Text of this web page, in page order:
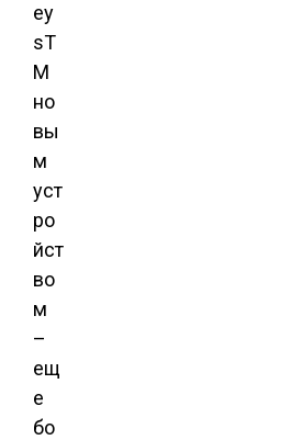
ey
sT
M
но
вы
м
уст
ро
йст
во
м
–
ещ
е
бо